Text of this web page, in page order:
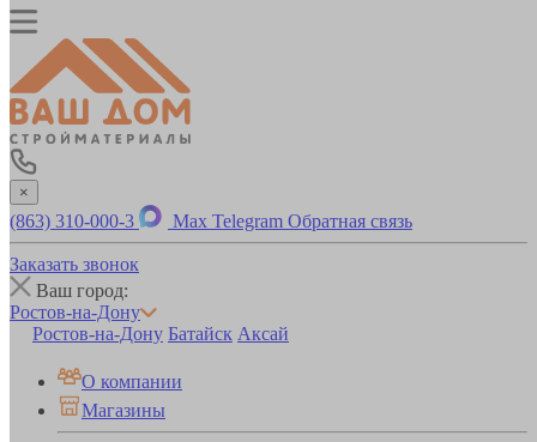
×
(863) 310-000-3 Max Telegram Обратная связь
Заказать звонок
Ваш город:
Ростов-на-Дону
Ростов-на-Дону Батайск Аксай
О компании
Магазины